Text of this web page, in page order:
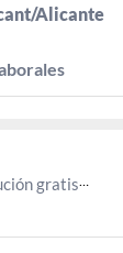
Alicante
gratis